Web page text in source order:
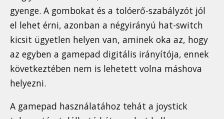
gyenge. A gombokat és a tolóerő-szabályzót jól
el lehet érni, azonban a négyirányú hat-switch
kicsit ügyetlen helyen van, aminek oka az, hogy
az egyben a gamepad digitális irányítója, ennek
következtében nem is lehetett volna máshova
helyezni.
A gamepad használatához tehát a joystick